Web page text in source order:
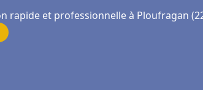
rapide et professionnelle à Ploufragan